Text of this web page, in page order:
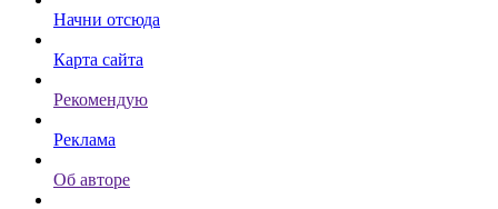
Начни отсюда
Карта сайта
Рекомендую
Реклама
Об авторе